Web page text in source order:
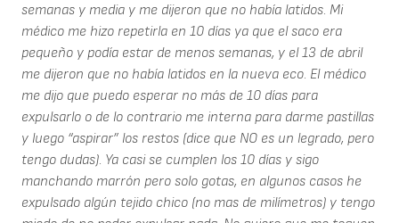
semanas y media y me dijeron que no había latidos. Mi
médico me hizo repetirla en 10 días ya que el saco era
pequeño y podía estar de menos semanas, y el 13 de abril
me dijeron que no había latidos en la nueva eco. El médico
me dijo que puedo esperar no más de 10 días para
expulsarlo o de lo contrario me interna para darme pastillas
y luego “aspirar” los restos (dice que NO es un legrado, pero
tengo dudas). Ya casi se cumplen los 10 días y sigo
manchando marrón pero solo gotas, en algunos casos he
expulsado algún tejido chico (no mas de milímetros) y tengo